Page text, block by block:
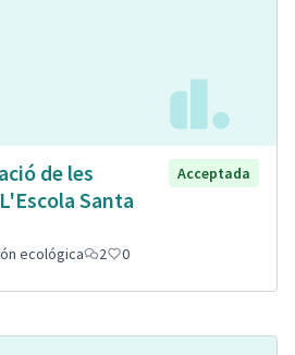
de les
Santa
Acceptada
ecológica 2 0